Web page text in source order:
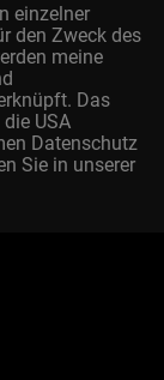
einzelner
den Zweck des
meine
Das
USA
Datenschutz
Sie in unserer